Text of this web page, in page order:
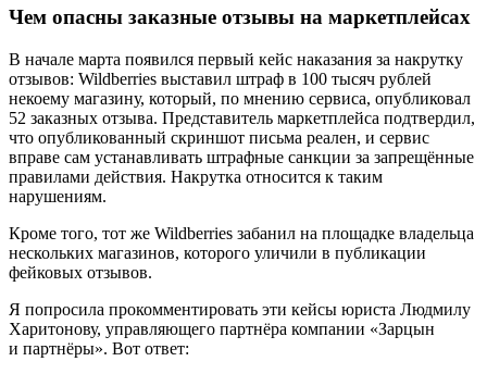
Чем опасны заказные отзывы на маркетплейсах
В начале марта появился первый кейс наказания за накрутку
отзывов: Wildberries выставил штраф в 100 тысяч рублей
некоему магазину, который, по мнению сервиса, опубликовал
52 заказных отзыва. Представитель маркетплейса подтвердил,
что опубликованный скриншот письма реален, и сервис
вправе сам устанавливать штрафные санкции за запрещённые
правилами действия. Накрутка относится к таким
нарушениям.
Кроме того, тот же Wildberries забанил на площадке владельца
нескольких магазинов, которого уличили в публикации
фейковых отзывов.
Я попросила прокомментировать эти кейсы юриста Людмилу
Харитонову, управляющего партнёра компании «Зарцын
и партнёры». Вот ответ: